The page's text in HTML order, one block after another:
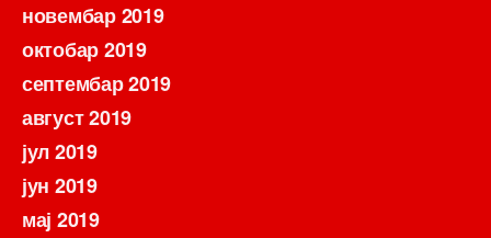
новембар 2019
октобар 2019
септембар 2019
август 2019
јул 2019
јун 2019
мај 2019